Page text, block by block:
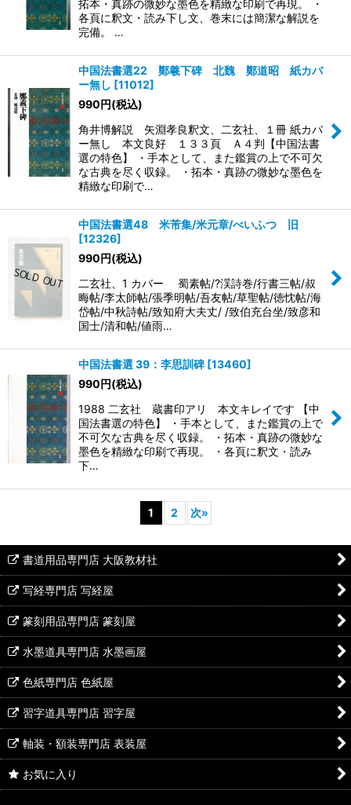
拓本・真跡の微妙な墨色を精緻な印刷で再現。 ・
各頁に釈文・読み下し文、巻末には簡潔な解説を
完備。 …
中国法書選22 鄭羲下碑 北魏 鄭道昭 紙カバ
ー無し [11012]
990円(税込)
角井博解説 矢淵孝良釈文、二玄社、１冊 紙カバ
ー無し 本文良好 １３３頁 Ａ４判【中国法書
選の特色】 ・手本として、また鑑賞の上で不可欠
な古典を尽く収録。 ・拓本・真跡の微妙な墨色を
精緻な印刷で…
中国法書選48 米芾集/米元章/べいふつ 旧
[12326]
990円(税込)
二玄社、1 カバー 蜀素帖/?渓詩巻/行書三帖/叔
晦帖/李太師帖/張季明帖/吾友帖/草聖帖/徳忱帖/海
岱帖/中秋詩帖/致知府大夫丈/ /致伯充台坐/致彦和
国士/清和帖/値雨…
中国法書選 39：李思訓碑 [13460]
990円(税込)
1988 二玄社 蔵書印アリ 本文キレイです 【中
国法書選の特色】 ・手本として、また鑑賞の上で
不可欠な古典を尽く収録。 ・拓本・真跡の微妙な
墨色を精緻な印刷で再現。 ・各頁に釈文・読み
下…
1 2 次»
書道用品専門店 大阪教材社
写経専門店 写経屋
篆刻用品専門店 篆刻屋
水墨道具専門店 水墨画屋
色紙専門店 色紙屋
習字道具専門店 習字屋
軸装・額装専門店 表装屋
お気に入り